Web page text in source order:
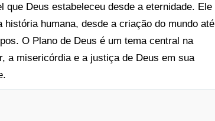
que Deus estabeleceu desde a eternidade. Ele
história humana, desde a criação do mundo até
O Plano de Deus é um tema central na
a misericórdia e a justiça de Deus em sua